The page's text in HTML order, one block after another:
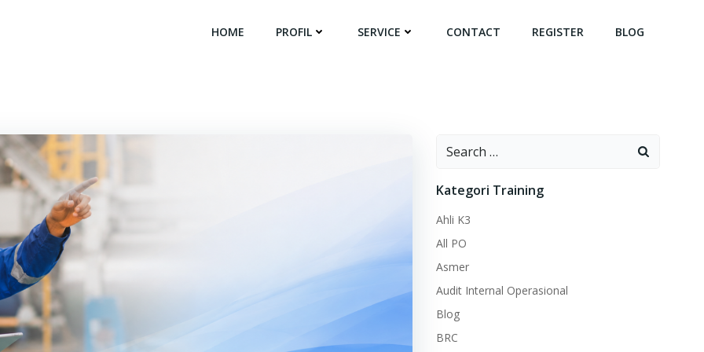
HOME PROFIL SERVICE CONTACT REGISTER BLOG
Search
Kategori Training
Ahli K3
All PO
Asmer
Audit Internal Operasional
Blog
BRC